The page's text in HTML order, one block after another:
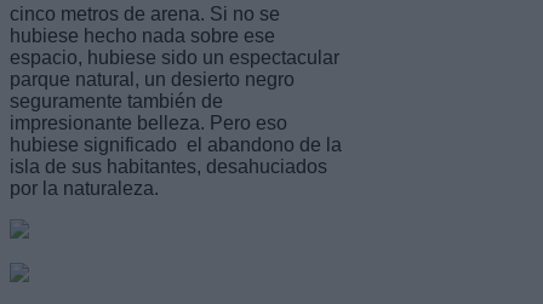
cinco metros de arena. Si no se
hubiese hecho nada sobre ese
espacio, hubiese sido un espectacular
parque natural, un desierto negro
seguramente también de
impresionante belleza. Pero eso
hubiese significado el abandono de la
isla de sus habitantes, desahuciados
por la naturaleza.